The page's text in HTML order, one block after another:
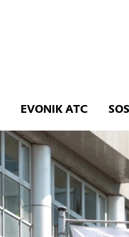
EVONIK ATC